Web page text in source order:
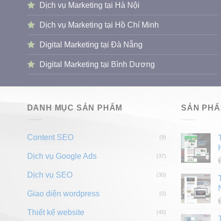
Dịch vụ Marketing tại Hà Nội
Dịch vụ Marketing tại Hồ Chí Minh
Digital Marketing tại Đà Nẵng
Digital Marketing tại Bình Dương
DANH MỤC SẢN PHẨM
Content SEO (9)
Dịch vụ Google Ads (37)
Dịch vụ SEO (30)
Giao diện wordpress (0)
Thiết kế website (45)
SẢN